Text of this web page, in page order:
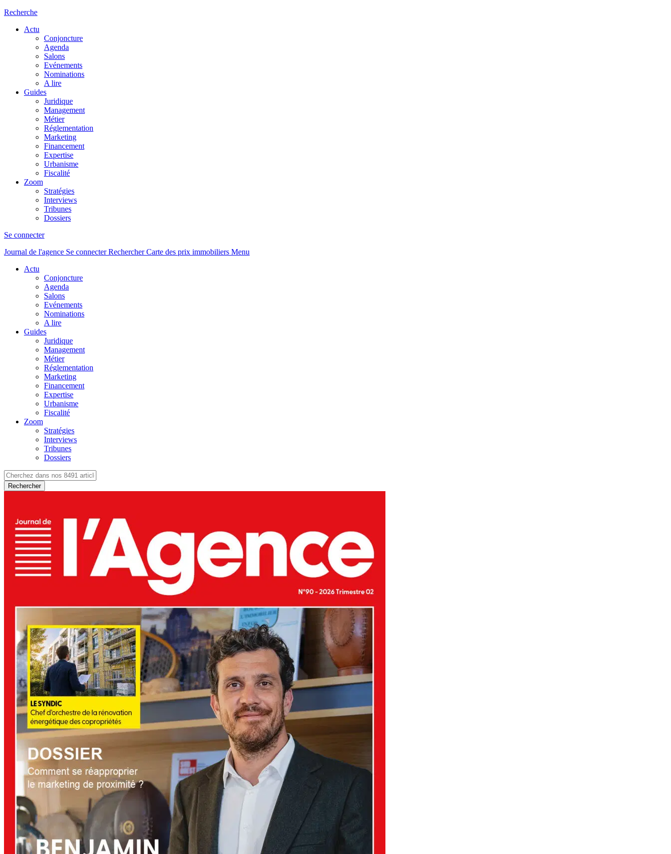
Recherche
Actu
Conjoncture
Agenda
Salons
Evénements
Nominations
A lire
Guides
Juridique
Management
Métier
Réglementation
Marketing
Financement
Expertise
Urbanisme
Fiscalité
Zoom
Stratégies
Interviews
Tribunes
Dossiers
Se connecter
Journal de l'agence Se connecterRechercher Carte des prix immobiliers Menu
Actu
Conjoncture
Agenda
Salons
Evénements
Nominations
A lire
Guides
Juridique
Management
Métier
Réglementation
Marketing
Financement
Expertise
Urbanisme
Fiscalité
Zoom
Stratégies
Interviews
Tribunes
Dossiers
Rechercher